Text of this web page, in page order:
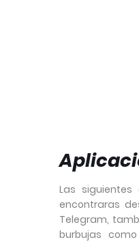
Las
encontraras
Telegram,
burbujas